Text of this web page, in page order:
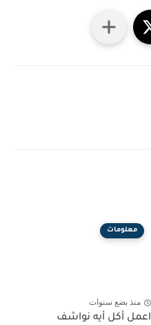
معلومات
منذ بضع سنوات
اعمل أكل أيه نواشف